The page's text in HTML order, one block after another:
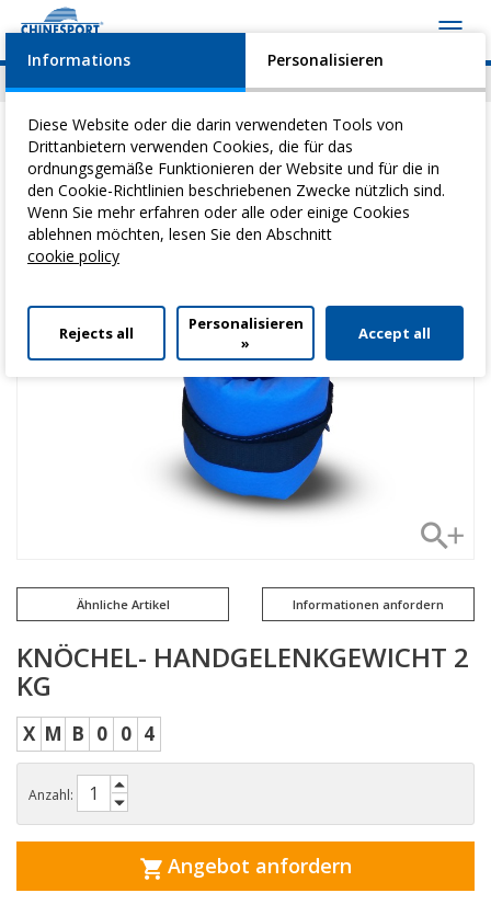
News Geschehen Video Download
Sie befinden sich hier:Home>Heilgymnastik>KnöChel-,
Handgelenkgewichte> KnöChel- Handgelenkgewicht 2 Kg
Ähnliche Artikel Informationen anfordern
KNÖCHEL- HANDGELENKGEWICHT 2
KG
X M B 0 0 4
Anzahl:
Angebot anfordern
Informations Personalisieren
Diese Website oder die darin verwendeten Tools von
Drittanbietern verwenden Cookies, die für das
ordnungsgemäße Funktionieren der Website und für die in
den Cookie-Richtlinien beschriebenen Zwecke nützlich sind.
Wenn Sie mehr erfahren oder alle oder einige Cookies
ablehnen möchten, lesen Sie den Abschnitt
cookie policy
Rejects all
Personalisieren
»
Accept all